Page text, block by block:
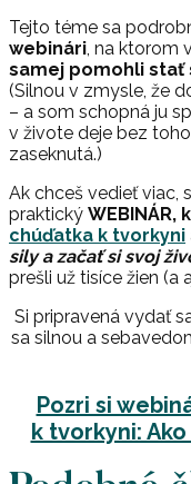
Tejto téme sa
webinári , na ktorom
samej pomohli stať
(Silnou v zmysle, že
– a som schopná ju
v živote deje bez
zaseknutá.)
Ak chceš vedieť viac,
praktický WEBINÁR,
chúďatka k tvorkyni
sily a začať si svoj
prešli už tisíce žien (a
Si pripravená vydať
sa silnou a
Pozri si
k tvorkyni: